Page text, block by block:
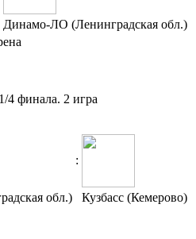
Динамо-ЛО (Ленинградская обл.)
4 финала. 2 игра
:
обл.) Кузбасс (Кемерово)